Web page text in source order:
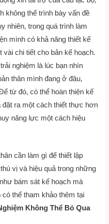
không thể trình bày vấn đề
nhiên, trong quá trình làm
mình có khả năng thiết kế
vài chi tiết cho bản kế hoạch.
nghiệm là lúc bạn nhìn
thân mình đang ở đâu,
từ đó, có thể hoàn thiện kế
đặt ra một cách thiết thực hơn
năng lực một cách hiệu
cần làm gì để thiết lập
vị và hiệu quả trong những
bám sát kế hoạch mà
có thể tham khảo thêm tại
Không Thể Bỏ Qua